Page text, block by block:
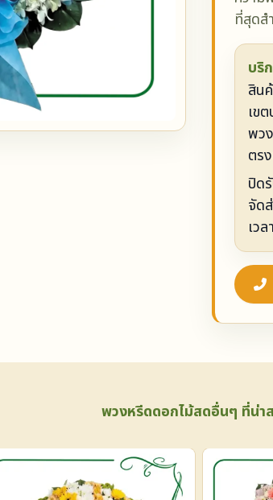
ที่สุด
บริ
สิน
เข
พว
ตร
ปิด
จัด
เว
พวงหรีดดอกไม้สดอื่นๆ ที่น่า